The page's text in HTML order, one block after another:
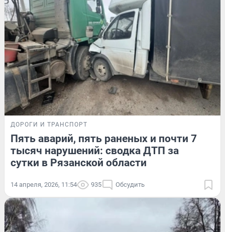
ДОРОГИ И ТРАНСПОРТ
Пять аварий, пять раненых и почти 7
тысяч нарушений: сводка ДТП за
сутки в Рязанской области
14 апреля, 2026, 11:54 935 Обсудить